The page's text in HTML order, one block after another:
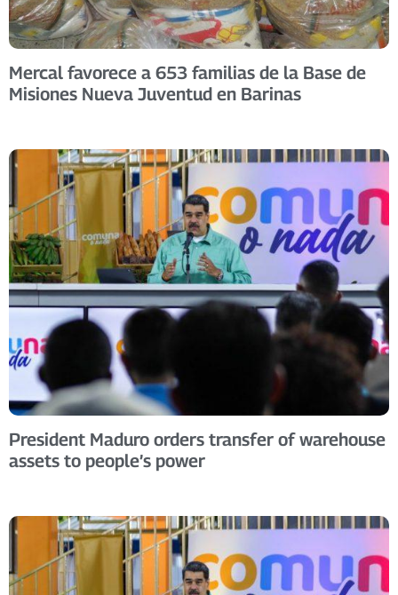
Mercal favorece a 653 familias de la Base de
Misiones Nueva Juventud en Barinas
President Maduro orders transfer of warehouse
assets to people’s power